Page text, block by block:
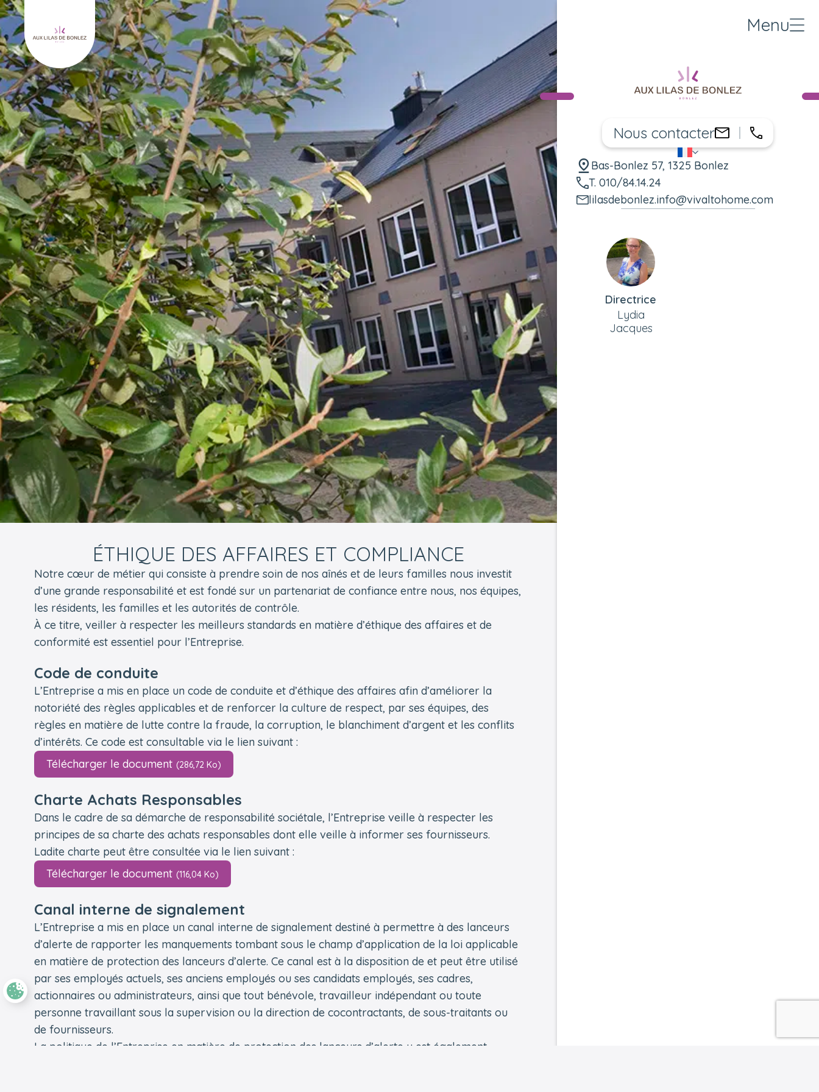
Retourner à l'accueil de Aux Lilas de Bonlez
Menu
ÉTHIQUE DES AFFAIRES ET COMPLIANCE
Notre cœur de métier qui consiste à prendre soin de nos aînés et de leurs familles nous investit
d’une grande responsabilité et est fondé sur un partenariat de confiance entre nous, nos équipes,
les résidents, les familles et les autorités de contrôle.
À ce titre, veiller à respecter les meilleurs standards en matière d’éthique des affaires et de
conformité est essentiel pour l’Entreprise.
Code de conduite
L’Entreprise a mis en place un code de conduite et d’éthique des affaires afin d’améliorer la
notoriété des règles applicables et de renforcer la culture de respect, par ses équipes, des
règles en matière de lutte contre la fraude, la corruption, le blanchiment d’argent et les conflits
d’intérêts. Ce code est consultable via le lien suivant :
Télécharger le document (286,72 Ko)
Charte Achats Responsables
Dans le cadre de sa démarche de responsabilité sociétale, l’Entreprise veille à respecter les
principes de sa charte des achats responsables dont elle veille à informer ses fournisseurs.
Ladite charte peut être consultée via le lien suivant :
Télécharger le document (116,04 Ko)
Canal interne de signalement
L’Entreprise a mis en place un canal interne de signalement destiné à permettre à des lanceurs
d’alerte de rapporter les manquements tombant sous le champ d’application de la loi applicable
en matière de protection des lanceurs d’alerte. Ce canal est à la disposition de et peut être utilisé
par ses employés actuels, ses anciens employés ou ses candidats employés, ses cadres,
actionnaires ou administrateurs, ainsi que tout bénévole, travailleur indépendant ou toute
personne travaillant sous la supervision ou la direction de cocontractants, de sous-traitants ou
de fournisseurs.
La politique de l’Entreprise en matière de protection des lanceurs d’alerte y est également
Nous contacter
010/
FR Changer de langue
Bas-Bonlez 57, 1325 Bonlez
T. 010/84.14.24
lilasdebonlez.info@vivaltohome.com
Directrice
Lydia
Jacques